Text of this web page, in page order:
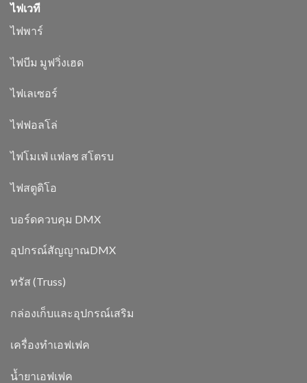
ไฟเวที
ไฟพาร์
ไฟบีม มูฟวิ่งเฮด
ไฟเลเซอร์
ไฟฟอลโล่
ไฟโมเฟ่ แฟลช สโตรบ
ไฟสตูดิโอ
บอร์ดควบคุม DMX
อุปกรณ์สัญญาณDMX
ทรัส (Truss)
กล่องเก็บและอุปกรณ์เสริม
เครื่องทำเอฟเฟค
น้ำยาเอฟเฟค